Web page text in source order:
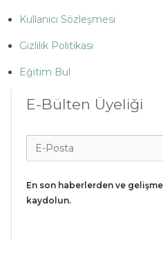
Kullanıcı Sözleşmesi
Gizlilik Politikası
Eğitim Bul
E-Bülten Üyeliği
En son haberlerden ve
kaydolun.